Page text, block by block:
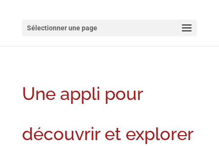
Sélectionner une page
Une appli pour
découvrir et explorer